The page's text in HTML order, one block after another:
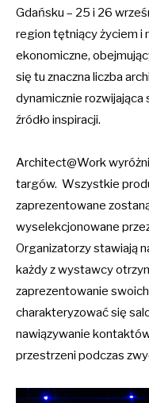
Gdańsku – 25 i 26
region tętniący życiem i
ekonomiczne,
się tu znaczna liczba
dynamicznie rozwijająca
źródło inspiracji.
Architect@Work
targów. Wszystkie
zaprezentowane
wyselekcjonowane
Organizatorzy stawiają
każdy z wystawcy
zaprezentowanie
charakteryzować się
nawiązywanie
przestrzeni podczas